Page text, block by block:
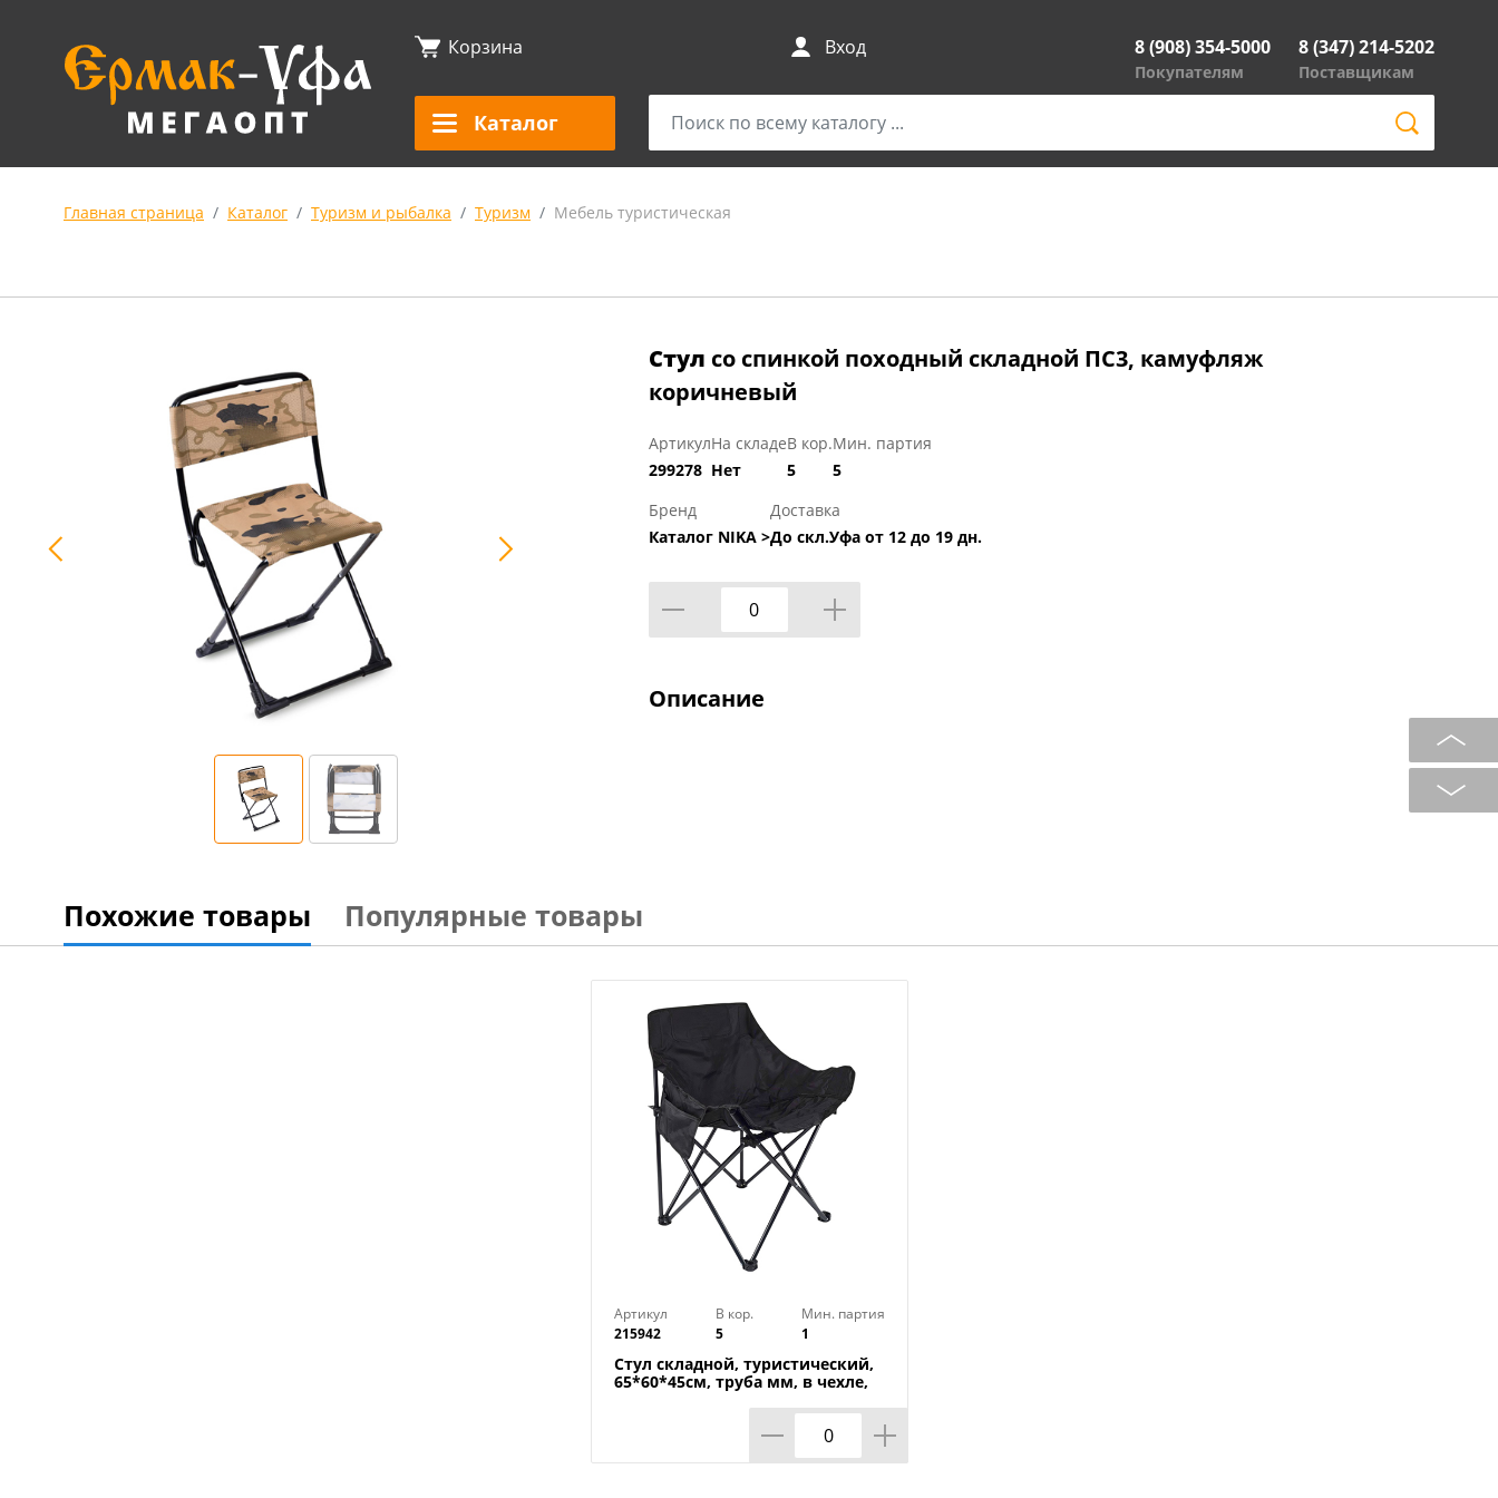
Корзина Вход 8 (908) 354-5000
Покупателям
8 (347) 214-5202
Поставщикам
Каталог
Главная страница Каталог Туризм и рыбалка Туризм Мебель туристическая
Стул со спинкой походный складной ПС3, камуфляж
коричневый
Артикул
299278
На складе
Нет
В кор.
5
Мин. партия
5
Бренд
Каталог NIKA >
Доставка
До скл.Уфа от 12 до 19 дн.
Описание
Похожие товары Популярные товары
Артикул
215942
В кор.
5
Мин. партия
1
Стул складной, туристический,
65*60*45см, труба мм, в чехле,